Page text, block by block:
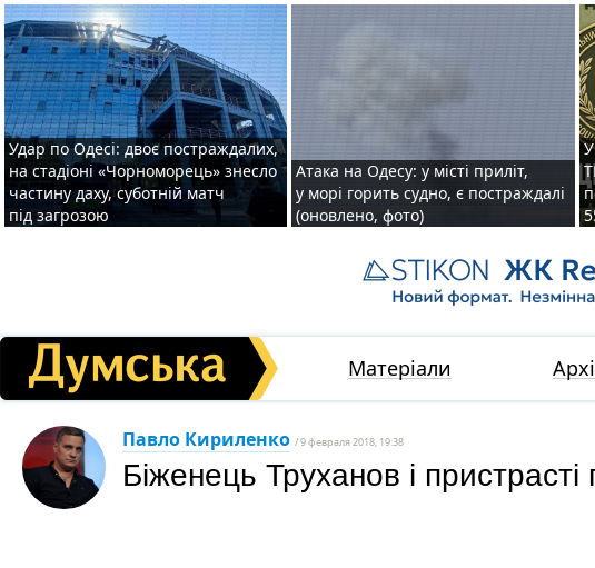
Удар по Одесі: двоє постраждалих,
на стадіоні «Чорноморець» знесло
частину даху, суботній матч
під загрозою
Атака на Одесу: у місті приліт,
у морі горить судно, є постраждалі
(оновлено, фото)
Матеріали
Павло Кириленко / 9 февраля 2018, 19:38
Біженець Труханов і пристрасті